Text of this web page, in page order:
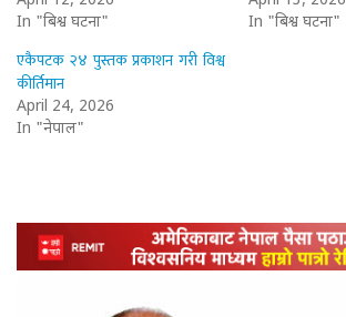
In "बिश्व घटना"
In "बिश्व घटना"
एकैपटक २४ पुस्तक प्रकाशन गरी विश्व
कीर्तिमान
April 24, 2026
In "नेपाल"